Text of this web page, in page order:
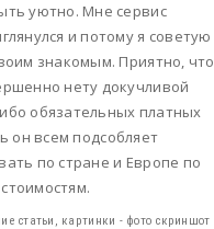
уютно. Мне сервис
и потому я советую
знакомым. Приятно, что
нету докучливой
обязательных платных
он всем подсобляет
по стране и Европе по
статьи, картинки - фото скриншот